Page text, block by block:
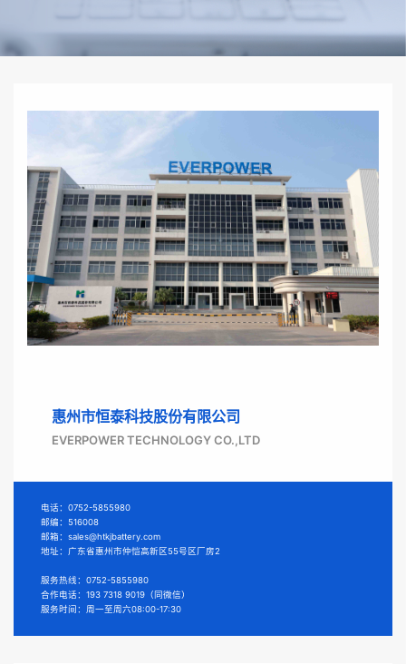
惠州市恒泰科技股份有限公司
EVERPOWER TECHNOLOGY CO.,LTD
电话：0752-5855980
邮编：516008
邮箱：sales@htkjbattery.com
地址：广东省惠州市仲恺高新区55号区厂房2
服务热线：0752-5855980
合作电话：193 7318 9019 （同微信）
服务时间：周一至周六08:00-17:30